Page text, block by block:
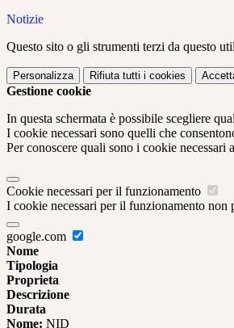
Notizie
Questo sito o gli strumenti terzi da questo
Personalizza Rifiuta tutti i cookies
Gestione cookie
In questa schermata è possibile scegliere
I cookie necessari sono quelli che
Per conoscere quali sono i cookie necessari
Cookie necessari per il funzionamento
I cookie necessari per il funzionamento non
google.com
Nome
Tipologia
Proprieta
Descrizione
Durata
Nome: NID